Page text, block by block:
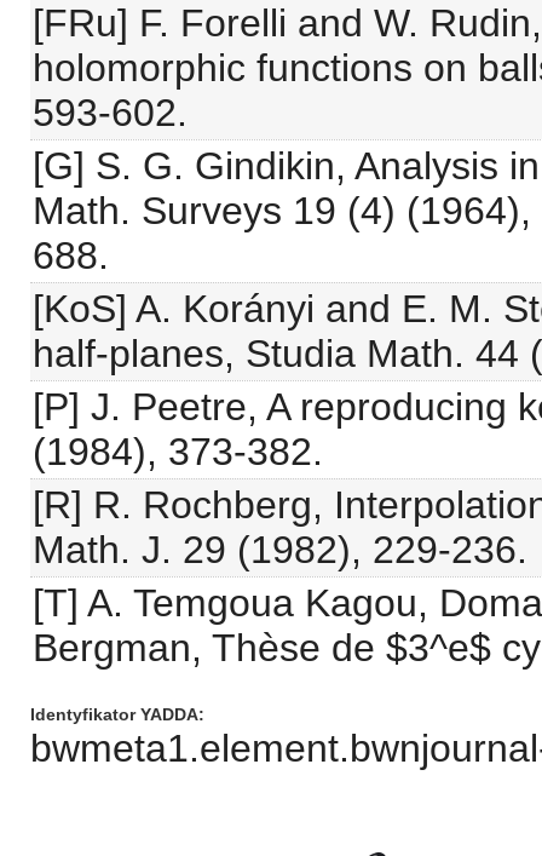
[FRu] F. Forelli and W.
holomorphic functions on
593-602.
[G] S. G. Gindikin, Analysis
Math. Surveys 19 (4)
688.
[KoS] A. Korányi and E. M.
half-planes, Studia Math. 44
[P] J. Peetre, A reproducing
(1984), 373-382.
[R] R. Rochberg,
Math. J. 29 (1982), 229-236.
[T] A. Temgoua Kagou,
Bergman, Thèse de $3^e$
Identyfikator YADDA